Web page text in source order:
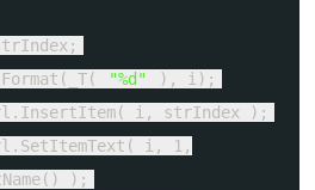
"%d"
), i);
i, strIndex );
i, 1,
);